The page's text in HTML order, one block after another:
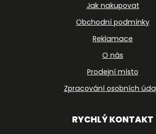
Jak nakupovat
Obchodní podmínky
Reklamace
O nás
Prodejní místo
Zpracování osobních
RYCHLÝ KONTAKT